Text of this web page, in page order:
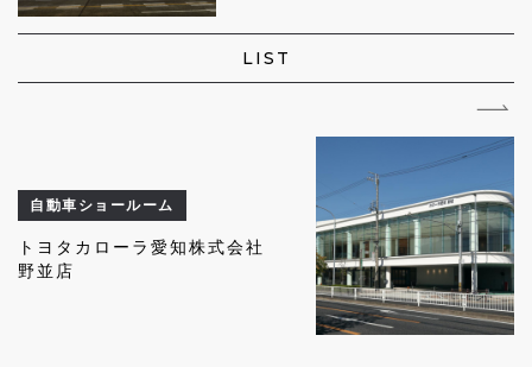
LIST
自動車ショールーム
トヨタカローラ愛知株式会社
野並店